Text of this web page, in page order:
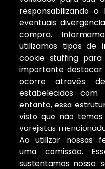
responsabilizando
eventuais
compra.
utilizamos tipos de
cookie stuffing
importante destacar
ocorre através
estabelecidos com
entanto, essa
visto que não
varejistas
Ao utilizar nossas
uma comissão.
sustentamos nosso